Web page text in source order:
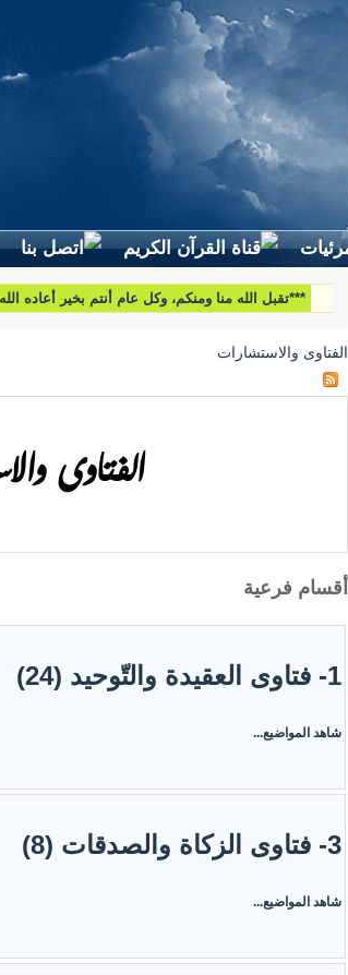
***تقبل الله منا ومنكم، وكل عام أنتم بخير أعاده
لطرح استفساراتكم وأسئلتكم واقتراحاتكم اتّصلوا
الفتاوى والاستشارات
الفتاوى
أقسام فرعية
1- فتاوى العقيدة والتّوحيد (24)
شاهد المواضيع...
3- فتاوى الزكاة والصدقات (8)
شاهد المواضيع...